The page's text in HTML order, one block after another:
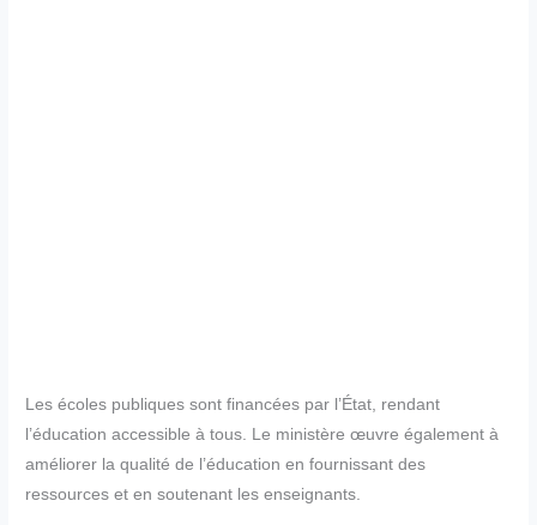
Les écoles publiques sont financées par l’État, rendant
l’éducation accessible à tous. Le ministère œuvre également à
améliorer la qualité de l’éducation en fournissant des
ressources et en soutenant les enseignants.